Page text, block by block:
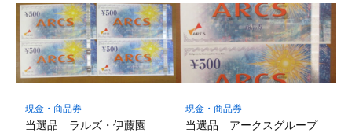
現金・商品券
当選品 ラルズ・伊藤園
現金・商品券
当選品 アークスグループ